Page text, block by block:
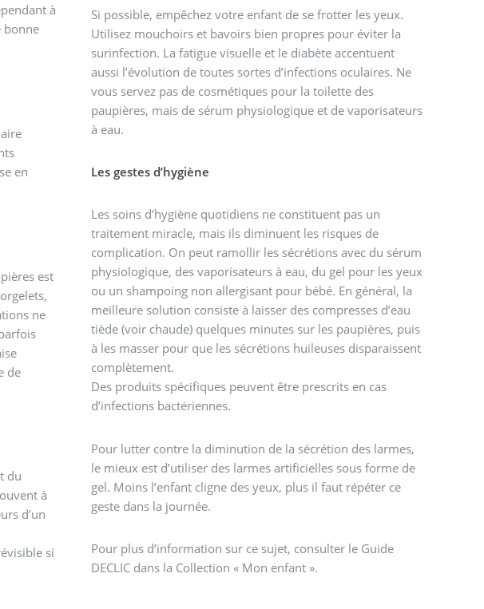
à
bonne
en
est
ne
de
du
à
d’un
si
Si possible, empêchez votre enfant de se frotter les yeux.
Utilisez mouchoirs et bavoirs bien propres pour éviter la
surinfection. La fatigue visuelle et le diabète accentuent
aussi l’évolution de toutes sortes d’infections oculaires. Ne
vous servez pas de cosmétiques pour la toilette des
paupières, mais de sérum physiologique et de vaporisateurs
à eau.
Les gestes d’hygiène
Les soins d’hygiène quotidiens ne constituent pas un
traitement miracle, mais ils diminuent les risques de
complication. On peut ramollir les sécrétions avec du sérum
physiologique, des vaporisateurs à eau, du gel pour les yeux
ou un shampoing non allergisant pour bébé. En général, la
meilleure solution consiste à laisser des compresses d’eau
tiède (voir chaude) quelques minutes sur les paupières, puis
à les masser pour que les sécrétions huileuses disparaissent
complètement.
Des produits spécifiques peuvent être prescrits en cas
d’infections bactériennes.
Pour lutter contre la diminution de la sécrétion des larmes,
le mieux est d’utiliser des larmes artificielles sous forme de
gel. Moins l’enfant cligne des yeux, plus il faut répéter ce
geste dans la journée.
Pour plus d’information sur ce sujet, consulter le Guide
DECLIC dans la Collection « Mon enfant ».